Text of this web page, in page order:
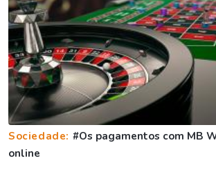
Sociedade: #Os pagamentos com MB
online